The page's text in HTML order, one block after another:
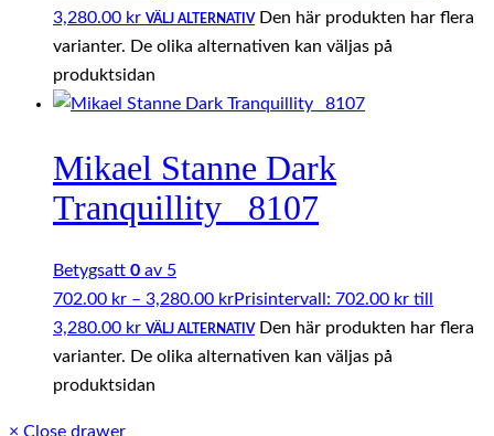
3,280.00 kr VÄLJ ALTERNATIV Den här produkten har flera
varianter. De olika alternativen kan väljas på
produktsidan
Mikael Stanne Dark
Tranquillity _8107
Betygsatt 0 av 5
702.00 kr – 3,280.00 krPrisintervall: 702.00 kr till
3,280.00 kr VÄLJ ALTERNATIV Den här produkten har flera
varianter. De olika alternativen kan väljas på
produktsidan
× Close drawer